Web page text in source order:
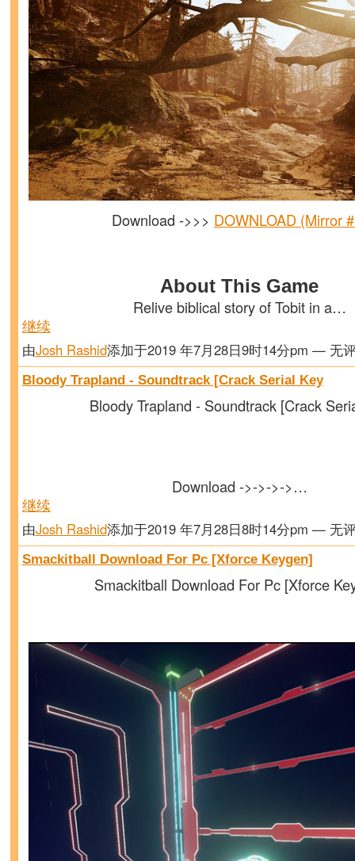
Download ->>> DOWNLOAD (Mirror
About This Game
Relive biblical story of Tobit in a…
继续
由Josh Rashid添加于2019 年7月28日9时14分pm — 无
Bloody Trapland - Soundtrack [Crack Serial Key
Bloody Trapland - Soundtrack [Crack
Download ->->->->…
继续
由Josh Rashid添加于2019 年7月28日8时14分pm — 无
Smackitball Download For Pc [Xforce Keygen]
Smackitball Download For Pc [Xforce